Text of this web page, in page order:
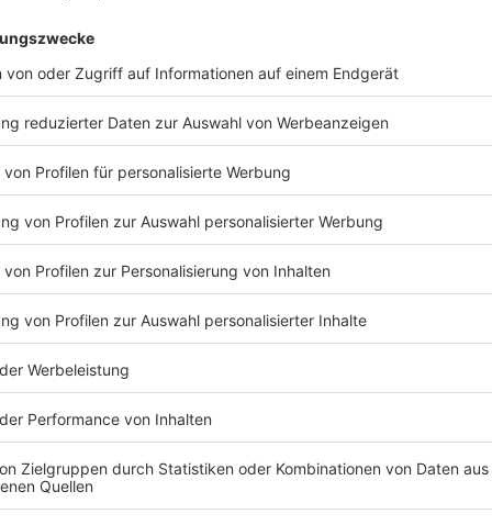
2 Gruppen Kita St. Antonius, BKJ, Hastenrather Weg
Ab Oktober 2021 Unterbringung in den
GmbH, Aachener Straße 71.
Indestrolche, Dechant-Kirschbaum-Straße 1
1 Gruppen Kita Grüner Weg, BKJ, Grüner Weg 35,
2 ½ Gruppe in Kita Wilhelmstr, BKJ, Wilhelmstr. 48
Ein Verbleib von Gruppen im Obergeschoss des
nach Absprache mit den Eltern- erst nach
Aufgrund von Personalmangel werden z.Zt. nur 3
1 Gruppe Kita Immenhofkinder, Immenhofkinder e.V,